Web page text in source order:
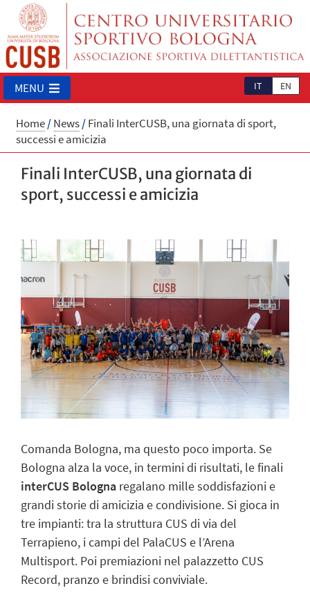
IT EN
MENU
Home/News/Finali InterCUSB, una giornata di sport,
successi e amicizia
Finali InterCUSB, una giornata di
sport, successi e amicizia
Comanda Bologna, ma questo poco importa. Se
Bologna alza la voce, in termini di risultati, le finali
interCUS Bologna regalano mille soddisfazioni e
grandi storie di amicizia e condivisione. Si gioca in
tre impianti: tra la struttura CUS di via del
Terrapieno, i campi del PalaCUS e l’Arena
Multisport. Poi premiazioni nel palazzetto CUS
Record, pranzo e brindisi conviviale.